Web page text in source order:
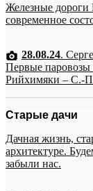
Железные дороги
современное
28.08.24.
Первые паровозы
Рийхимяки – С.-
Старые дачи
Дачная жизнь,
архитектуре.
забыли нас.